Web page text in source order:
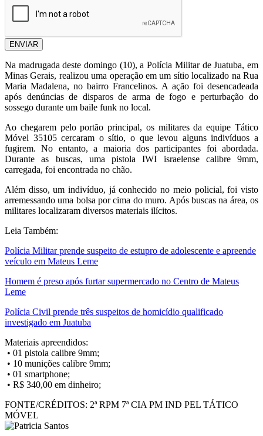
ENVIAR
Na madrugada deste domingo (10), a Polícia Militar de Juatuba, em
Minas Gerais, realizou uma operação em um sítio localizado na Rua
Maria Madalena, no bairro Francelinos. A ação foi desencadeada
após denúncias de disparos de arma de fogo e perturbação do
sossego durante um baile funk no local.
Ao chegarem pelo portão principal, os militares da equipe Tático
Móvel 35105 cercaram o sítio, o que levou alguns indivíduos a
fugirem. No entanto, a maioria dos participantes foi abordada.
Durante as buscas, uma pistola IWI israelense calibre 9mm,
carregada, foi encontrada no chão.
Além disso, um indivíduo, já conhecido no meio policial, foi visto
arremessando uma bolsa por cima do muro. Após buscas na área, os
militares localizaram diversos materiais ilícitos.
Leia Também:
Polícia Militar prende suspeito de estupro de adolescente e apreende
veículo em Mateus Leme
Homem é preso após furtar supermercado no Centro de Mateus
Leme
Polícia Civil prende três suspeitos de homicídio qualificado
investigado em Juatuba
Materiais apreendidos:
• 01 pistola calibre 9mm;
• 10 munições calibre 9mm;
• 01 smartphone;
• R$ 340,00 em dinheiro;
FONTE/CRÉDITOS: 2ª RPM 7ª CIA PM IND PEL TÁTICO
MÓVEL